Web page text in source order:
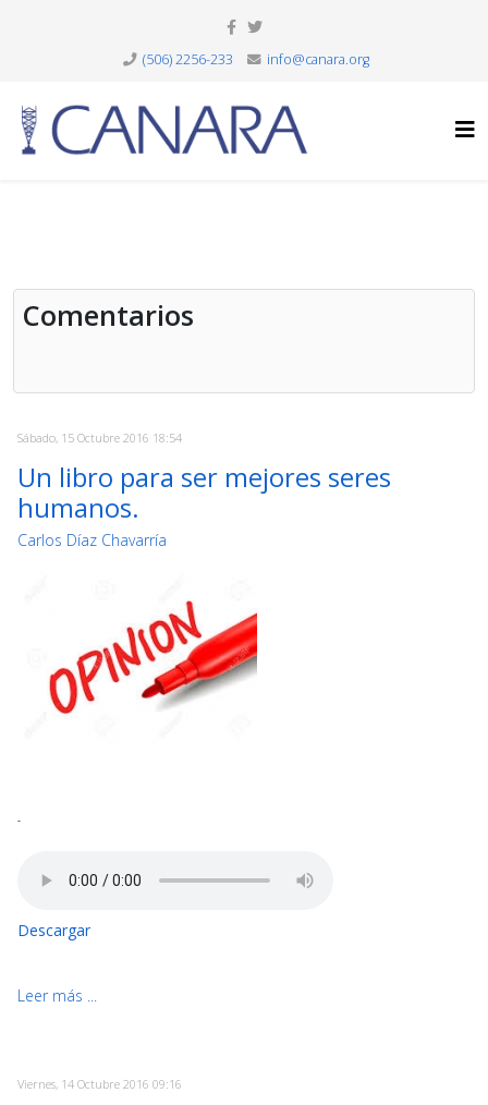
(506) 2256-233 info@canara.org
Comentarios
Sábado, 15 Octubre 2016 18:54
Un libro para ser mejores seres
humanos.
Carlos Díaz Chavarría
-
Descargar
Leer más ...
Viernes, 14 Octubre 2016 09:16